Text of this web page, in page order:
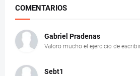
COMENTARIOS
Gabriel Pradenas
Valoro mucho el ejercicio de
Sebt1